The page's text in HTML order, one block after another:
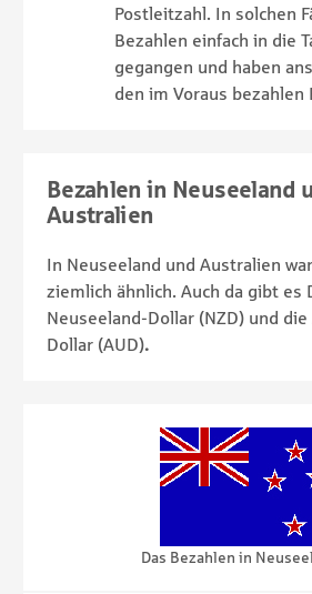
Postleitzahl. In solchen
Bezahlen einfach in die
gegangen und haben
den im Voraus
Bezahlen in Neuseeland
Australien
In Neuseeland und Australien
ziemlich ähnlich. Auch da gibt es
Neuseeland-Dollar (NZD) und
Dollar (AUD).
Das Bezahlen in